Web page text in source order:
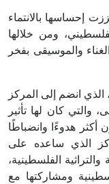
إحساسها بالانتماء
ومن خلالها
والموسيقى بفخر
الطفل آدم رحال (11 عامًا)، الذي انضم إلى المركز
كان لها تأثير
هدوءًا وانضباطًا
الذي ساعده على
الفلسطينية،
ومشاركتها مع